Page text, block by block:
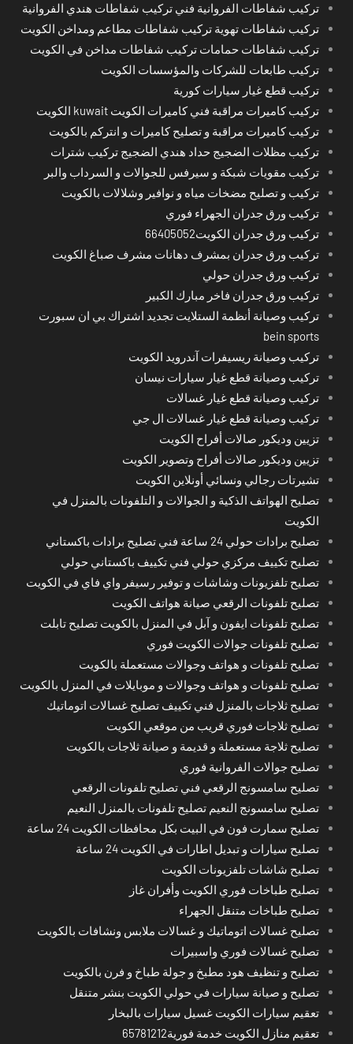
تركيب شفاطات الفروانية فني تركيب شفاطات هندي الفروانية
تركيب شفاطات تهوية تركيب شفاطات مطاعم ومداخن الكويت
تركيب شفاطات حمامات تركيب شفاطات مداخن في الكويت
تركيب طابعات للشركات والمؤسسات الكويت
تركيب قطع غيار سيارات كورية
تركيب كاميرات مراقبة فني كاميرات الكويت kuwait الكويت
تركيب كاميرات مراقبة و تصليح كاميرات و انتركم بالكويت
تركيب مظلات الضجيج حداد هندي الضجيج تركيب شترات
تركيب مقويات شبكة و سيرفس للجوالات و السرداب والبر
تركيب و تصليح مضخات مياه و نوافير وشلالات بالكويت
تركيب ورق جدران الجهراء فوري
تركيب ورق جدران الكويت66405052
تركيب ورق جدران بمشرف دهانات مشرف صباغ الكويت
تركيب ورق جدران حولي
تركيب ورق جدران فاخر مبارك الكبير
تركيب وصيانة أنظمة الستلايت تجديد اشتراك بي ان سبورت
bein sports
تركيب وصيانة ريسيفرات آندرويد الكويت
تركيب وصيانة قطع غيار سيارات نيسان
تركيب وصيانة قطع غيار غسالات
تركيب وصيانة قطع غيار غسالات ال جي
تزيين وديكور صالات أفراح الكويت
تزيين وديكور صالات أفراح وتصوير الكويت
تشيرتات رجالي ونسائي أونلاين الكويت
تصليح الهواتف الذكية و الجوالات و التلفونات بالمنزل في
الكويت
تصليح برادات حولي 24 ساعة فني تصليح برادات باكستاني
تصليح تكييف مركزي حولي فني تكييف باكستاني حولي
تصليح تلفزيونات وشاشات و توفير رسيفر واي فاي في الكويت
تصليح تلفونات الرقعي صيانة هواتف الكويت
تصليح تلفونات ايفون و آبل في المنزل بالكويت تصليح تابلت
تصليح تلفونات جوالات الكويت فوري
تصليح تلفونات و هواتف وجوالات مستعملة بالكويت
تصليح تلفونات و هواتف وجوالات و موبايلات في المنزل بالكويت
تصليح ثلاجات بالمنزل فني تكييف تصليح غسالات اتوماتيك
تصليح ثلاجات فوري قريب من موقعي الكويت
تصليح ثلاجة مستعملة و قديمة و صيانة ثلاجات بالكويت
تصليح جوالات الفروانية فوري
تصليح سامسونج الرقعي فني تصليح تلفونات الرقعي
تصليح سامسونج النعيم تصليح تلفونات بالمنزل النعيم
تصليح سمارت فون في البيت بكل محافظات الكويت 24 ساعة
تصليح سيارات و تبديل اطارات في الكويت 24 ساعة
تصليح شاشات تلفزيونات الكويت
تصليح طباخات فوري الكويت وأفران غاز
تصليح طباخات متنقل الجهراء
تصليح غسالات اتوماتيك و غسالات ملابس ونشافات بالكويت
تصليح غسالات فوري واسبيرات
تصليح و تنظيف هود مطبخ و جولة طباخ و فرن بالكويت
تصليح و صيانة سيارات في حولي الكويت بنشر متنقل
تعقيم سيارات الكويت غسيل سيارات بالبخار
تعقيم منازل الكويت خدمة فورية65781212